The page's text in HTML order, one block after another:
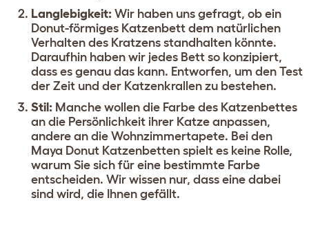
Langlebigkeit: Wir haben uns gefragt, ob ein
Donut-förmiges Katzenbett dem natürlichen
Verhalten des Kratzens standhalten könnte.
Daraufhin haben wir jedes Bett so konzipiert,
dass es genau das kann. Entworfen, um den Test
der Zeit und der Katzenkrallen zu bestehen.
Stil: Manche wollen die Farbe des Katzenbettes
an die Persönlichkeit ihrer Katze anpassen,
andere an die Wohnzimmertapete. Bei den
Maya Donut Katzenbetten spielt es keine Rolle,
warum Sie sich für eine bestimmte Farbe
entscheiden. Wir wissen nur, dass eine dabei
sind wird, die Ihnen gefällt.